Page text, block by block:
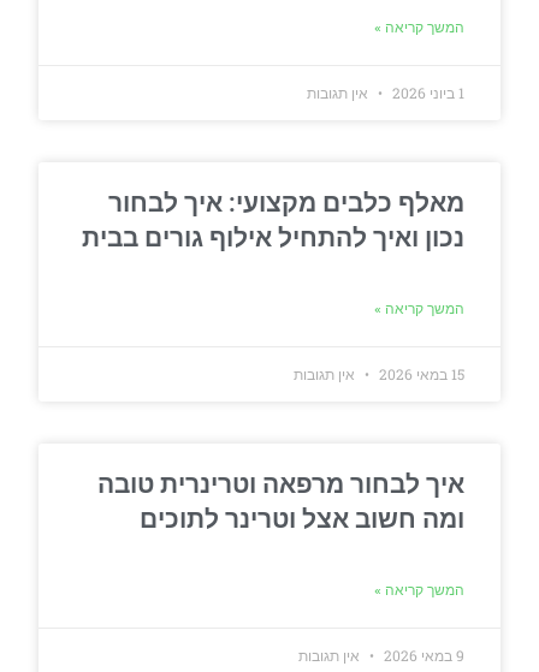
המשך קריאה »
1 ביוני 2026 אין תגובות
מאלף כלבים מקצועי: איך לבחור
נכון ואיך להתחיל אילוף גורים בבית
המשך קריאה »
15 במאי 2026 אין תגובות
איך לבחור מרפאה וטרינרית טובה
ומה חשוב אצל וטרינר לתוכים
המשך קריאה »
9 במאי 2026 אין תגובות